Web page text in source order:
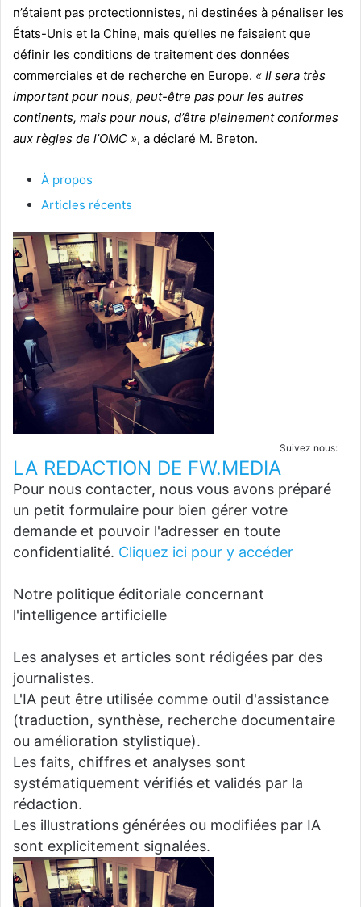
n’étaient pas protectionnistes, ni destinées à pénaliser les
États-Unis et la Chine, mais qu’elles ne faisaient que
définir les conditions de traitement des données
commerciales et de recherche en Europe. « Il sera très
important pour nous, peut-être pas pour les autres
continents, mais pour nous, d’être pleinement conformes
aux règles de l’OMC », a déclaré M. Breton.
À propos
Articles récents
Suivez nous:
LA REDACTION DE FW.MEDIA
Pour nous contacter, nous vous avons préparé
un petit formulaire pour bien gérer votre
demande et pouvoir l'adresser en toute
confidentialité. Cliquez ici pour y accéder
Notre politique éditoriale concernant
l'intelligence artificielle
Les analyses et articles sont rédigées par des
journalistes.
L'IA peut être utilisée comme outil d'assistance
(traduction, synthèse, recherche documentaire
ou amélioration stylistique).
Les faits, chiffres et analyses sont
systématiquement vérifiés et validés par la
rédaction.
Les illustrations générées ou modifiées par IA
sont explicitement signalées.